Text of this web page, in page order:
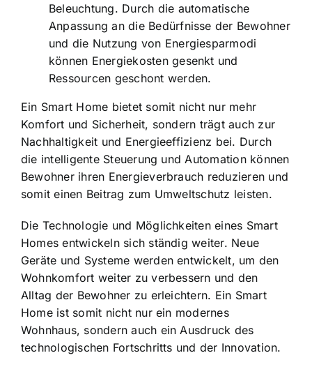
Beleuchtung. Durch die automatische
Anpassung an die Bedürfnisse der Bewohner
und die Nutzung von Energiesparmodi
können Energiekosten gesenkt und
Ressourcen geschont werden.
Ein Smart Home bietet somit nicht nur mehr
Komfort und Sicherheit, sondern trägt auch zur
Nachhaltigkeit und Energieeffizienz bei. Durch
die intelligente Steuerung und Automation können
Bewohner ihren Energieverbrauch reduzieren und
somit einen Beitrag zum Umweltschutz leisten.
Die Technologie und Möglichkeiten eines Smart
Homes entwickeln sich ständig weiter. Neue
Geräte und Systeme werden entwickelt, um den
Wohnkomfort weiter zu verbessern und den
Alltag der Bewohner zu erleichtern. Ein Smart
Home ist somit nicht nur ein modernes
Wohnhaus, sondern auch ein Ausdruck des
technologischen Fortschritts und der Innovation.